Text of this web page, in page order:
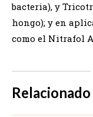
bacteria), y
hongo); y en
como el Nitrafol
Relacionado